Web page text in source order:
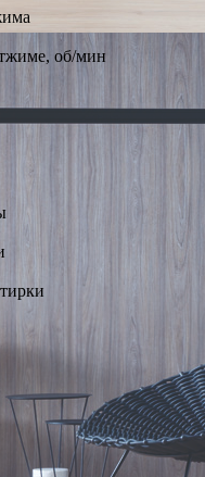
об/мин